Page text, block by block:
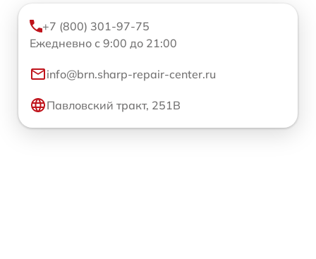
+7 (800) 301-97-75
Ежедневно с 9:00 до 21:00
info@brn.sharp-repair-center.ru
Павловский тракт, 251В